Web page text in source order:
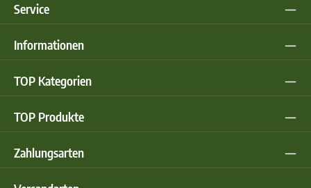
Service
Informationen
TOP Kategorien
TOP Produkte
Zahlungsarten